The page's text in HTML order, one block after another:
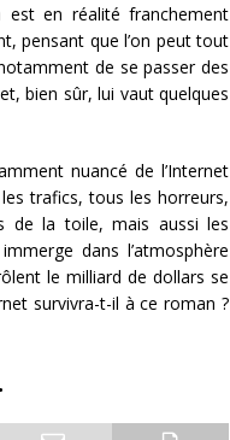
est en réalité franchement
pensant que l’on peut tout
de se passer des
bien sûr, lui vaut quelques
nuancé de l’Internet
trafics, tous les horreurs,
de la toile, mais aussi les
dans l’atmosphère
le milliard de dollars se
survivra-t-il à ce roman ?